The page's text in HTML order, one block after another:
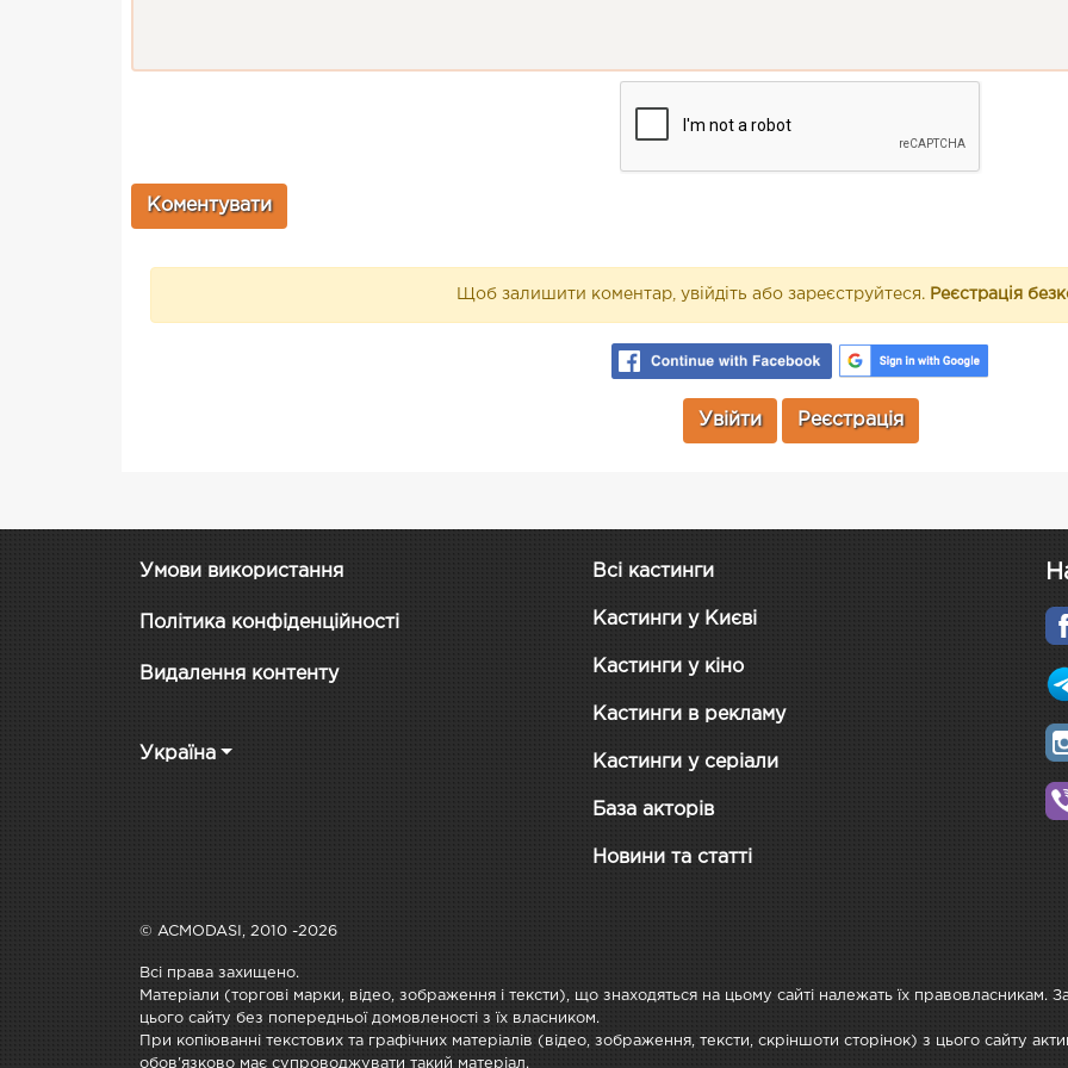
Щоб залишити коментар, увійдіть або зареєструйтеся. Реєстрація
Увійти Реєстрація
Умови використання
Політика конфіденційності
Видалення контенту
Україна
Всі кастинги
Кастинги у Києві
Кастинги у кіно
Кастинги в рекламу
Кастинги у серіали
База акторів
Новини та статті
© ACMODASI, 2010 -2026
Всі права захищено.
Матеріали (торгові марки, відео, зображення і тексти), що знаходяться на цьому сайті належать їх правовласникам.
цього сайту без попередньої домовленості з їх власником.
При копіюванні текстових та графічних матеріалів (відео, зображення, тексти, скріншоти сторінок) з цього сайту
обов'язково має супроводжувати такий матеріал.